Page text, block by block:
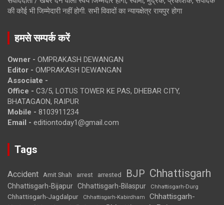
की कोई भी जिम्मेदारी नहीं होगी. सभी विवादों का न्यायक्षेत्र रायपुर होगा
हमसे सम्पर्क करें
Owner - OMPRAKASH DEWANGAN
Editor - OMPRAKASH DEWANGAN
Associate -
Office - C3/5, LOTUS TOWER KE PAS, DHEBAR CITY,
BHATAGAON, RAIPUR
Mobile - 8103911234
Email - editiontoday1@gmail.com
Tags
Accident Amit Shah arrest arrested BJP Chhattisgarh
Chhattisgarh-Bijapur Chhattisgarh-Bilaspur Chhattisgarh-Durg
Chhattisgarh-Jagdalpur Chhattisgarh-Kabirdham
Chhattisgarh-